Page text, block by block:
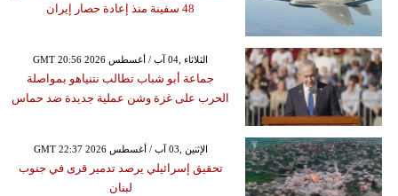
48 سفينة منذ إعادة حصار إيران
GMT 20:56 2026 الثلاثاء ,04 آب / أغسطس
جماعة أبو شباب تطالب نتنياهو بمواصلة
الحرب على غزة وشن عملية جديدة ضد حماس
GMT 22:37 2026 الإثنين ,03 آب / أغسطس
تحقيق إسرائيلي يرصد تدمير قرى في جنوب
لبنان